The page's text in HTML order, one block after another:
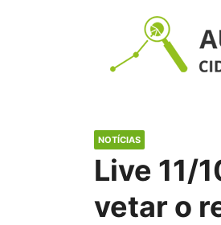
NOTÍCIAS
Live 11/
vetar o